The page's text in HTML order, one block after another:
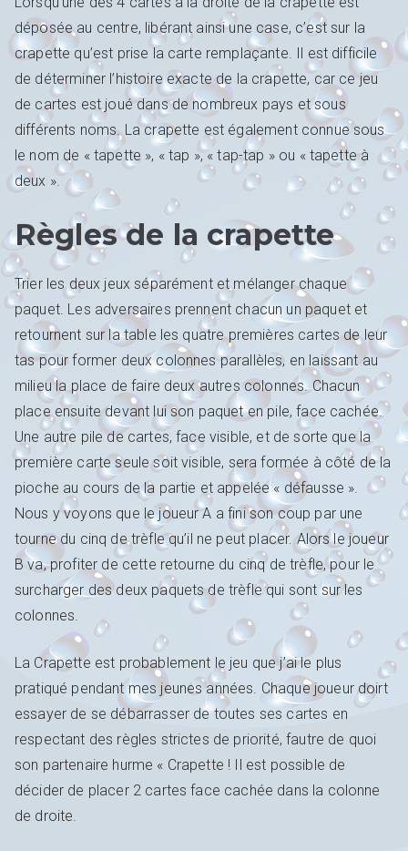
déposée au centre, libérant ainsi une case, c’est sur la
crapette qu’est prise la carte remplaçante. Il est difficile
de déterminer l’histoire exacte de la crapette, car ce jeu
de cartes est joué dans de nombreux pays et sous
différents noms. La crapette est également connue sous
le nom de « tapette », « tap », « tap-tap » ou « tapette à
deux ».
Règles de la crapette
Trier les deux jeux séparément et mélanger chaque
paquet. Les adversaires prennent chacun un paquet et
retournent sur la table les quatre premières cartes de leur
tas pour former deux colonnes parallèles, en laissant au
milieu la place de faire deux autres colonnes. Chacun
place ensuite devant lui son paquet en pile, face cachée.
Une autre pile de cartes, face visible, et de sorte que la
première carte seule soit visible, sera formée à côté de la
pioche au cours de la partie et appelée « défausse ».
Nous y voyons que le joueur A a fini son coup par une
tourne du cinq de trèfle qu’il ne peut placer. Alors le joueur
B va, profiter de cette retourne du cinq de trèfle, pour le
surcharger des deux paquets de trèfle qui sont sur les
colonnes.
La Crapette est probablement le jeu que j’ai le plus
pratiqué pendant mes jeunes années. Chaque joueur doirt
essayer de se débarrasser de toutes ses cartes en
respectant des règles strictes de priorité, fautre de quoi
son partenaire hurme « Crapette ! Il est possible de
décider de placer 2 cartes face cachée dans la colonne
de droite.